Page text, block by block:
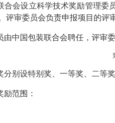
合会设立科学技术奖励管理委
评审委员会负责申报项目的
由中国包装联合会聘任，评审
分别设特别奖、一等奖、二等
范围：